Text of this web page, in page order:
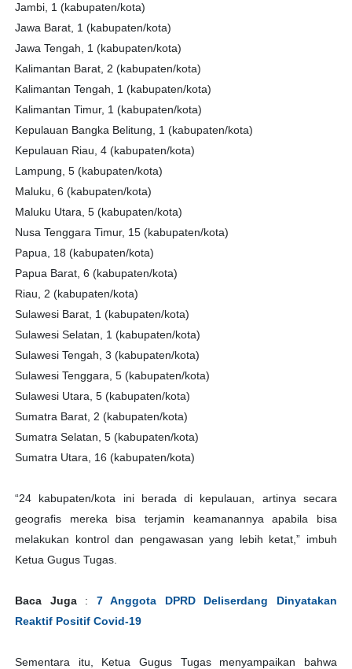
Jambi, 1 (kabupaten/kota)
Jawa Barat, 1 (kabupaten/kota)
Jawa Tengah, 1 (kabupaten/kota)
Kalimantan Barat, 2 (kabupaten/kota)
Kalimantan Tengah, 1 (kabupaten/kota)
Kalimantan Timur, 1 (kabupaten/kota)
Kepulauan Bangka Belitung, 1 (kabupaten/kota)
Kepulauan Riau, 4 (kabupaten/kota)
Lampung, 5 (kabupaten/kota)
Maluku, 6 (kabupaten/kota)
Maluku Utara, 5 (kabupaten/kota)
Nusa Tenggara Timur, 15 (kabupaten/kota)
Papua, 18 (kabupaten/kota)
Papua Barat, 6 (kabupaten/kota)
Riau, 2 (kabupaten/kota)
Sulawesi Barat, 1 (kabupaten/kota)
Sulawesi Selatan, 1 (kabupaten/kota)
Sulawesi Tengah, 3 (kabupaten/kota)
Sulawesi Tenggara, 5 (kabupaten/kota)
Sulawesi Utara, 5 (kabupaten/kota)
Sumatra Barat, 2 (kabupaten/kota)
Sumatra Selatan, 5 (kabupaten/kota)
Sumatra Utara, 16 (kabupaten/kota)
“24 kabupaten/kota ini berada di kepulauan, artinya secara
geografis mereka bisa terjamin keamanannya apabila bisa
melakukan kontrol dan pengawasan yang lebih ketat,” imbuh
Ketua Gugus Tugas.
Baca Juga: 7 Anggota DPRD Deliserdang Dinyatakan
Reaktif Positif Covid-19
Sementara itu, Ketua Gugus Tugas menyampaikan bahwa